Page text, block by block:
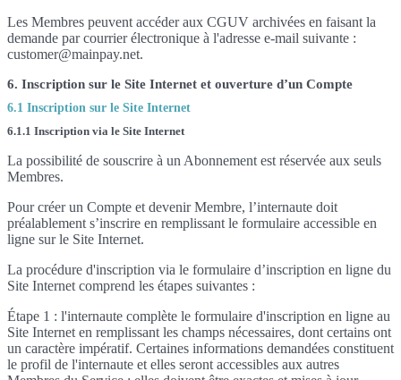
Les Membres peuvent accéder aux CGUV archivées en faisant la
demande par courrier électronique à l'adresse e-mail suivante :
customer@mainpay.net.
6. Inscription sur le Site Internet et ouverture d’un Compte
6.1 Inscription sur le Site Internet
6.1.1 Inscription via le Site Internet
La possibilité de souscrire à un Abonnement est réservée aux seuls
Membres.
Pour créer un Compte et devenir Membre, l’internaute doit
préalablement s’inscrire en remplissant le formulaire accessible en
ligne sur le Site Internet.
La procédure d'inscription via le formulaire d’inscription en ligne du
Site Internet comprend les étapes suivantes :
Étape 1 : l'internaute complète le formulaire d'inscription en ligne au
Site Internet en remplissant les champs nécessaires, dont certains ont
un caractère impératif. Certaines informations demandées constituent
le profil de l'internaute et elles seront accessibles aux autres